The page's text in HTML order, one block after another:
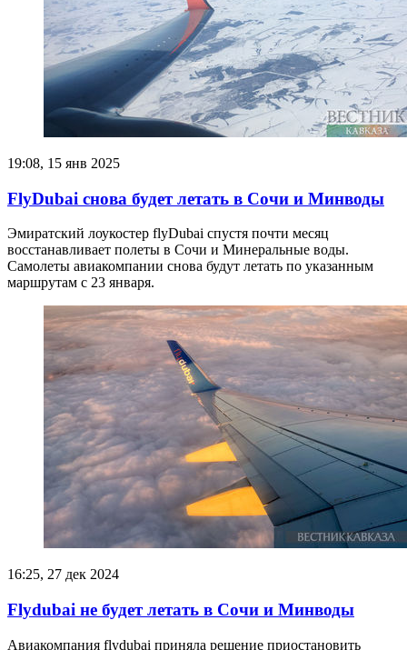
19:08, 15 янв 2025
FlyDubai снова будет летать в Сочи и Минводы
Эмиратский лоукостер flyDubai спустя почти месяц
восстанавливает полеты в Сочи и Минеральные воды.
Самолеты авиакомпании снова будут летать по указанным
маршрутам с 23 января.
16:25, 27 дек 2024
Flydubai не будет летать в Сочи и Минводы
Авиакомпания flydubai приняла решение приостановить